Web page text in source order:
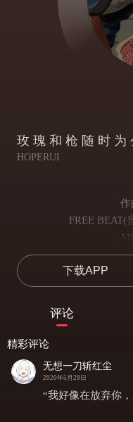
玫 瑰 和 枪 随 时 为
HOPERUI
作
FREE BEAT(
关注+评论+发歌署名=非
若用于歌曲发表时请【
（缺一不可，违
如需租
下载APP
评论
精彩评论
无想一刀斩红尘
2020年5月28日
“我好像在放弃你